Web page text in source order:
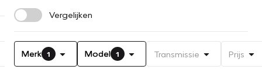
Vergelijken
Merk 1 Model 1 Transmissie Prijs